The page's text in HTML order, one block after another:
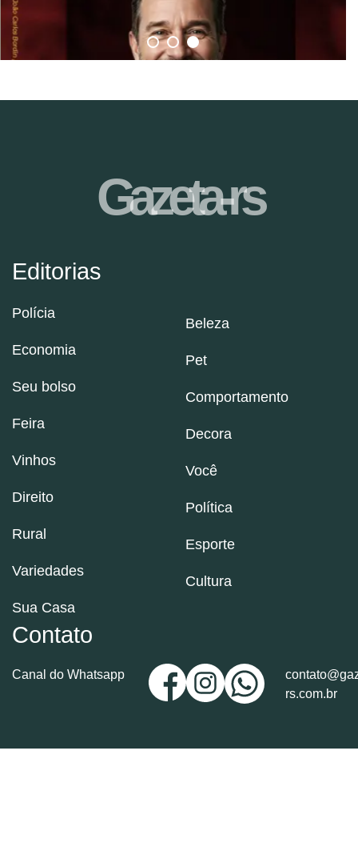
Editorias
Polícia
Economia
Seu bolso
Feira
Vinhos
Direito
Rural
Variedades
Sua Casa
Beleza
Pet
Comportamento
Decora
Você
Política
Esporte
Cultura
Contato
Canal do Whatsapp
rs.com.br
Gazeta-rs